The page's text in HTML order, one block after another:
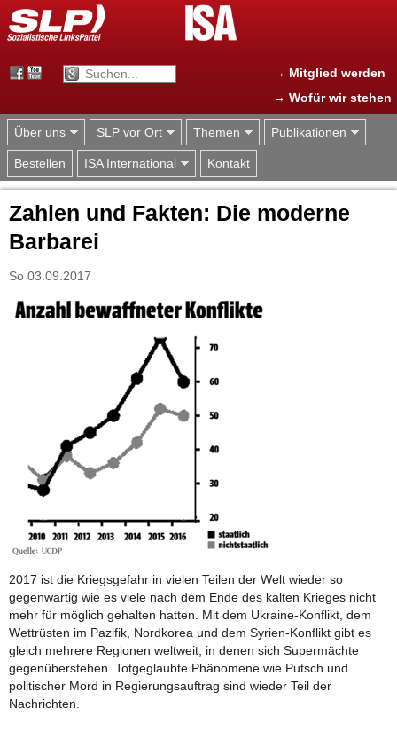
Jump to navigation
→ Mitglied werden
→ Wofür wir stehen
Über uns SLP vor Ort Themen Publikationen
Bestellen ISA International Kontakt
Zahlen und Fakten: Die moderne
Barbarei
So 03.09.2017
2017 ist die Kriegsgefahr in vielen Teilen der Welt wieder so
gegenwärtig wie es viele nach dem Ende des kalten Krieges nicht
mehr für möglich gehalten hatten. Mit dem Ukraine-Konflikt, dem
Wettrüsten im Pazifik, Nordkorea und dem Syrien-Konflikt gibt es
gleich mehrere Regionen weltweit, in denen sich Supermächte
gegenüberstehen. Totgeglaubte Phänomene wie Putsch und
politischer Mord in Regierungsauftrag sind wieder Teil der
Nachrichten.